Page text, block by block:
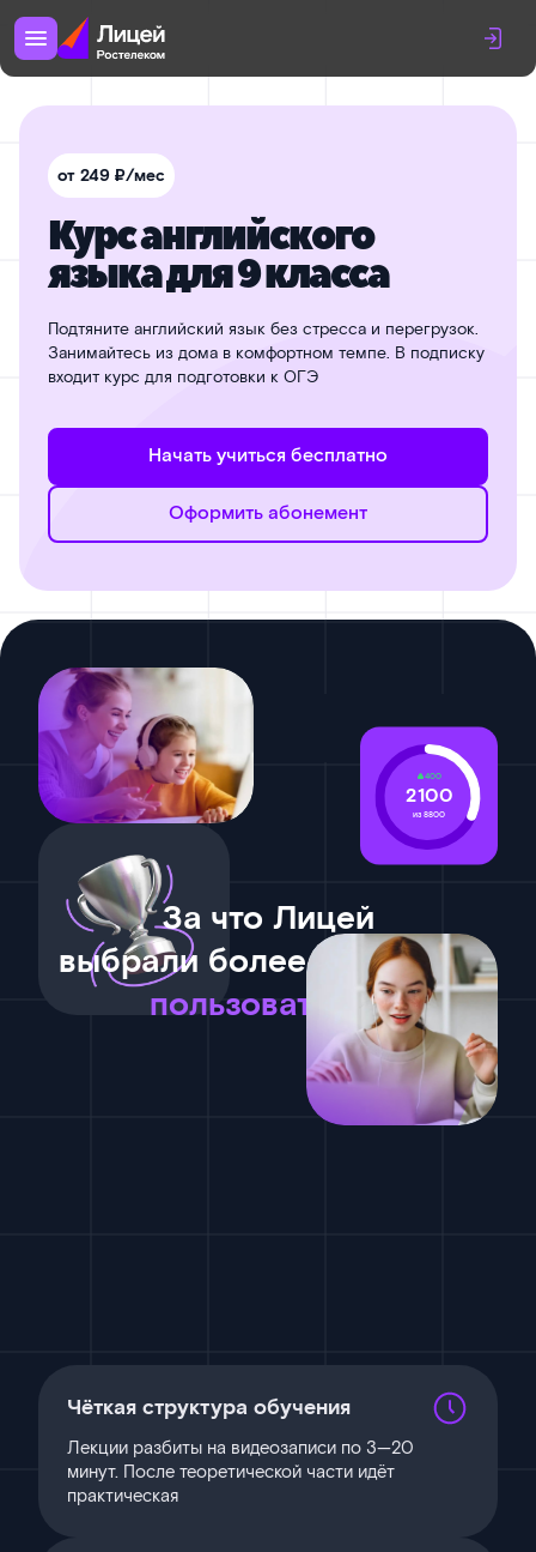
от 249 ₽/мес
Курс английского
языка для 9 класса
Подтяните английский язык без стресса и перегрузок.
Занимайтесь из дома в комфортном темпе. В подписку
входит курс для подготовки к ОГЭ
Начать учиться бесплатно
Оформить абонемент
За что Лицей
выбрали более 365 тысяч
пользователей
400
2100
из 8800
Чёткая структура обучения
Лекции разбиты на видеозаписи по 3—20
минут. После теоретической части идёт
практическая